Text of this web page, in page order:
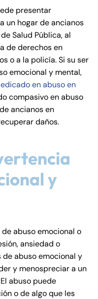
presentar
un hogar de ancianos
Salud Pública, al
de derechos en
o a la policía. Si su ser
emocional y mental,
en abuso en
compasivo en abuso
ancianos en
daños.
y
abuso emocional o
ansiedad o
abuso emocional y
y menospreciar a un
abuso puede
o de algo que les